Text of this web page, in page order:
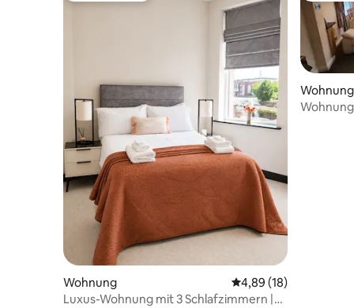
Wohnung Durchschnittliche
4,89 (18)
Luxus-Wohnung mit 3 Schlafzimmern |
Wohnung